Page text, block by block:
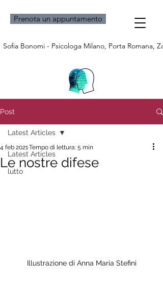
Sofia Bonomi - Psicologa Milano, Porta Romana,
Prenota un appuntamento
Post
Latest Articles
lutto
Latest Articles
Le nostre difese
4 feb 2021Tempo di lettura: 5 min
Illustrazione di Anna Maria Stefini